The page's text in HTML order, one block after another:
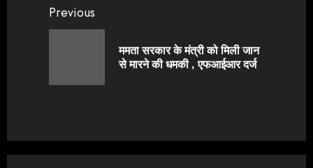
Continue
Reading
Previous
ममता सरकार के मंत्री को मिली जान
से मारने की धमकी , एफआईआर दर्ज